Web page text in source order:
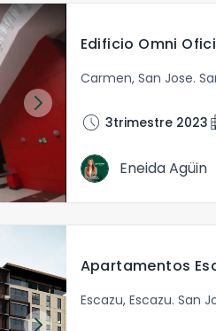
Carmen, San Jose.
schedule 3trimestre 2023
Eneida Agüin
Escazu, Escazu. San